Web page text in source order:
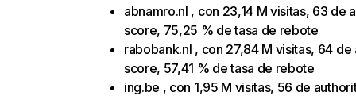
abnamro.nl , con 23,14 M visitas, 63 de
score, 75,25 % de tasa de rebote
rabobank.nl , con 27,84 M visitas, 64 de
score, 57,41 % de tasa de rebote
ing.be , con 1,95 M visitas, 56 de